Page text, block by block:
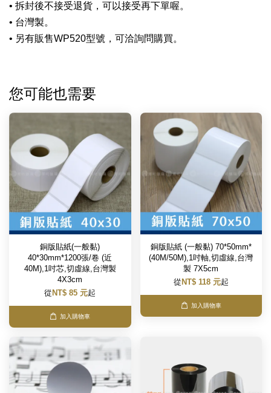
• 拆封後不接受退貨，可以接受再下單喔。
• 台灣製。
• 另有販售WP520型號，可洽詢問購買。
您可能也需要
銅版貼紙(一般黏)
40*30mm*1200張/卷 (近
40M),1吋芯,切虛線,台灣製
4X3cm
從 NT$ 85 元起
加入購物車
銅版貼紙 (一般黏) 70*50mm*
(40M/50M),1吋軸,切虛線,台灣
製 7X5cm
從 NT$ 118 元起
加入購物車